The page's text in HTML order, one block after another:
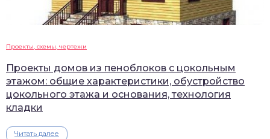
Проекты, схемы, чертежи
Проекты домов из пеноблоков с цокольным
этажом: общие характеристики, обустройство
цокольного этажа и основания, технология
кладки
Читать далее